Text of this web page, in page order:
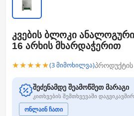
კვების ბლოკი
16 არხის მხარდაჭერით
★★★★★(3 მიმოხილვა)
შეძენამდე შეამოწმეთ მარაგი
კითხვების შემთხვევაში
ონლაინ ჩათი